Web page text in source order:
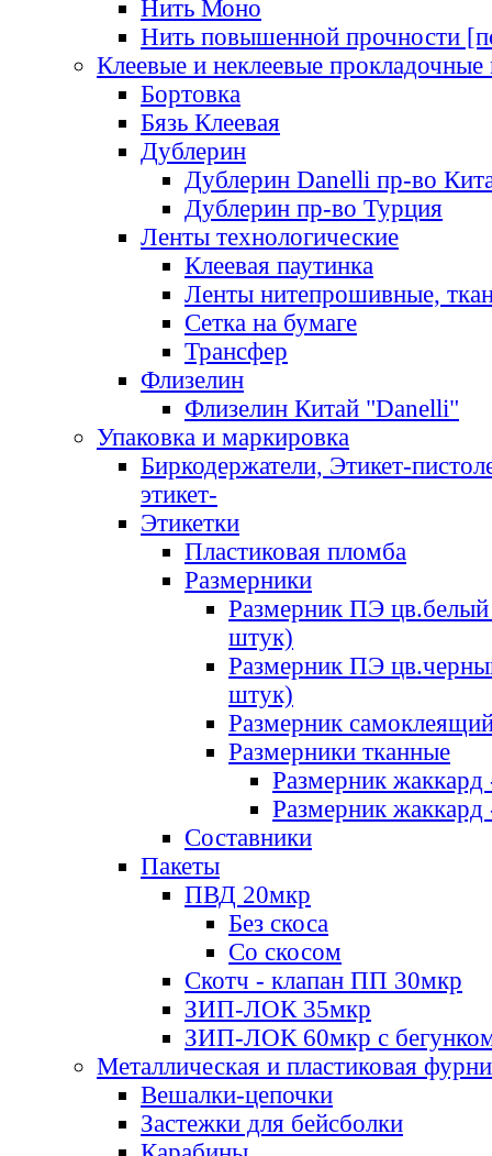
Нить Моно
Нить повышенной прочности
Клеевые и неклеевые прокладочные
Бортовка
Бязь Клеевая
Дублерин
Дублерин Danelli пр-во
Дублерин пр-во Турция
Ленты технологические
Клеевая паутинка
Ленты нитепрошивные,
Сетка на бумаге
Трансфер
Флизелин
Флизелин Китай "Danelli"
Упаковка и маркировка
Биркодержатели, Этикет-
этикет-
Этикетки
Пластиковая пломба
Размерники
Размерник ПЭ цв.белый
штук)
Размерник ПЭ
штук)
Размерник
Размерники тканные
Размерник
Размерник
Составники
Пакеты
ПВД 20мкр
Без скоса
Со скосом
Скотч - клапан ПП 30мкр
ЗИП-ЛОК 35мкр
ЗИП-ЛОК 60мкр с
Металлическая и пластиковая
Вешалки-цепочки
Застежки для бейсболки